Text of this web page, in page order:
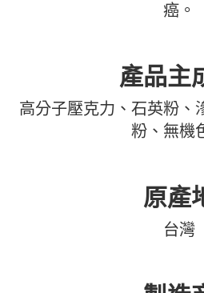
癌。
產品主
高分子壓克力、石英粉、
粉、無機
原產
台灣